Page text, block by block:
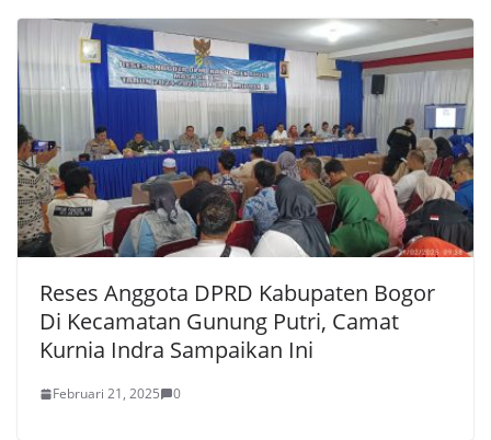
Reses Anggota DPRD Kabupaten Bogor
Di Kecamatan Gunung Putri, Camat
Kurnia Indra Sampaikan Ini
Februari 21, 2025 0